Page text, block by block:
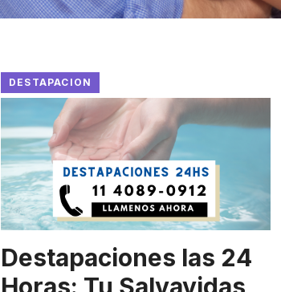
DESTAPACION
Destapaciones las 24
Horas: Tu Salvavidas